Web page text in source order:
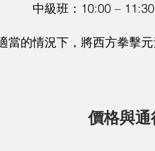
中級班：10:00 –
當的情況下，將西方拳擊
價格與通